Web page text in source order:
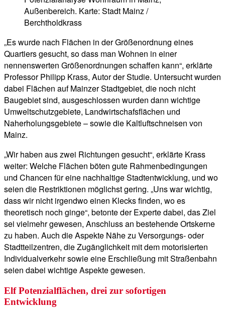
Außenbereich. Karte: Stadt Mainz /
Berchtholdkrass
„Es wurde nach Flächen in der Größenordnung eines
Quartiers gesucht, so dass man Wohnen in einer
nennenswerten Größenordnungen schaffen kann“, erklärte
Professor Philipp Krass, Autor der Studie. Untersucht wurden
dabei Flächen auf Mainzer Stadtgebiet, die noch nicht
Baugebiet sind, ausgeschlossen wurden dann wichtige
Umweltschutzgebiete, Landwirtschafsflächen und
Naherholungsgebiete – sowie die Kaltluftschneisen von
Mainz.
„Wir haben aus zwei Richtungen gesucht“, erklärte Krass
weiter: Welche Flächen böten gute Rahmenbedingungen
und Chancen für eine nachhaltige Stadtentwicklung, und wo
seien die Restriktionen möglichst gering. „Uns war wichtig,
dass wir nicht irgendwo einen Klecks finden, wo es
theoretisch noch ginge“, betonte der Experte dabei, das Ziel
sei vielmehr gewesen, Anschluss an bestehende Ortskerne
zu haben. Auch die Aspekte Nähe zu Versorgungs- oder
Stadtteilzentren, die Zugänglichkeit mit dem motorisierten
Individualverkehr sowie eine Erschließung mit Straßenbahn
seien dabei wichtige Aspekte gewesen.
Elf Potenzialflächen, drei zur sofortigen
Entwicklung